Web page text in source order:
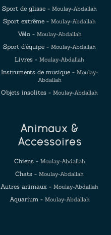
Sport de glisse - Moulay-Abdallah
Sport extrême - Moulay-Abdallah
Vélo - Moulay-Abdallah
Sport d'équipe - Moulay-Abdallah
Livres - Moulay-Abdallah
Instruments de musique - Moulay-
Abdallah
Objets insolites - Moulay-Abdallah
Animaux &
Accessoires
Chiens - Moulay-Abdallah
Chats - Moulay-Abdallah
Autres animaux - Moulay-Abdallah
Aquarium - Moulay-Abdallah